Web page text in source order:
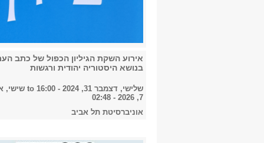
אירוע השקת הגיליון הכפול של כתב
בנושא היסטוריה יהודית ורגשות
שלישי, דצמבר 31, 2024 - 16:00
שישי,
7, 2026 - 02:48
אוניברסיטת תל אביב